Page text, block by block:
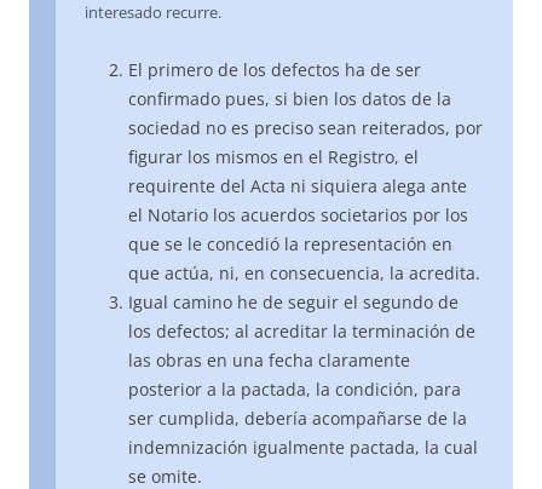
interesado recurre.
El primero de los defectos ha de ser
confirmado pues, si bien los datos de la
sociedad no es preciso sean reiterados, por
figurar los mismos en el Registro, el
requirente del Acta ni siquiera alega ante
el Notario los acuerdos societarios por los
que se le concedió la representación en
que actúa, ni, en consecuencia, la acredita.
Igual camino he de seguir el segundo de
los defectos; al acreditar la terminación de
las obras en una fecha claramente
posterior a la pactada, la condición, para
ser cumplida, debería acompañarse de la
indemnización igualmente pactada, la cual
se omite.